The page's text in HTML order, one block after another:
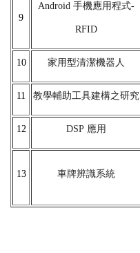
9
Android 手機應用程式-
RFID
10 家用型清潔機器人
11 教學輔助工具建構之研究
12 DSP 應用
13 車牌辨識系統